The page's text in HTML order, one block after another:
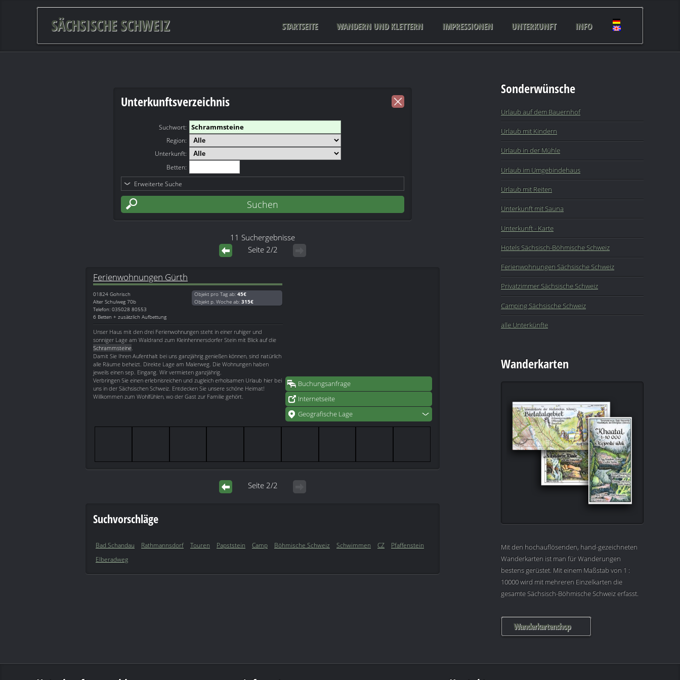
SÄCHSISCHE SCHWEIZ STARTSEITE WANDERN UND KLETTERN IMPRESSIONEN UNTERKUNFT INFO
Unterkunftsverzeichnis
Suchwort:
Region:
Unterkunft:
Betten:
Erweiterte Suche
11 Suchergebnisse
Seite 2/2
Buchungsanfrage
Internetseite
Geografische Lage
Ferienwohnungen Gürth
01824 Gohrisch
Alter Schulweg 70b
Telefon: 035028 80553
6 Betten + zusätzlich Aufbettung
Objekt pro Tag ab: 45€
Objekt p. Woche ab: 315€
Unser Haus mit den drei Ferienwohnungen steht in einer ruhiger und
sonniger Lage am Waldrand zum Kleinhennersdorfer Stein mit Blick auf die
Schrammsteine.
Damit Sie Ihren Aufenthalt bei uns ganzjährig genießen können, sind natürlich
alle Räume beheizt. Direkte Lage am Malerweg. Die Wohnungen haben
jeweils einen sep. Eingang. Wir vermieten ganzjährig.
Verbringen Sie einen erlebnisreichen und zugleich erholsamen Urlaub hier bei
uns in der Sächsischen Schweiz. Entdecken Sie unsere schöne Heimat!
Willkommen zum Wohlfühlen, wo der Gast zur Familie gehört.
Seite 2/2
Suchvorschläge
Bad Schandau Rathmannsdorf Touren Papststein Camp Böhmische Schweiz Schwimmen CZ
Pfaffenstein
Elberadweg
Sonderwünsche
Urlaub auf dem Bauernhof
Urlaub mit Kindern
Urlaub in der Mühle
Urlaub im Umgebindehaus
Urlaub mit Reiten
Unterkunft mit Sauna
Unterkunft - Karte
Hotels Sächsisch-Böhmische Schweiz
Ferienwohnungen Sächsische Schweiz
Privatzimmer Sächsische Schweiz
Camping Sächsische Schweiz
alle Unterkünfte
Wanderkarten
Mit den hochauflösenden, hand-gezeichneten
Wanderkarten ist man für Wanderungen
bestens gerüstet. Mit einem Maßstab von 1 :
10000 wird mit mehreren Einzelkarten die
gesamte Sächsisch-Böhmische Schweiz erfasst.
Wanderkartenshop